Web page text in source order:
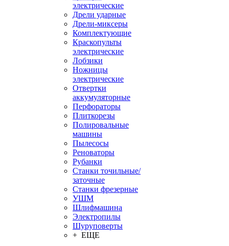
электрические
Дрели ударные
Дрели-миксеры
Комплектующие
Краскопульты
электрические
Лобзики
Ножницы
электрические
Отвертки
аккумуляторные
Перфораторы
Плиткорезы
Полировальные
машины
Пылесосы
Реноваторы
Рубанки
Станки точильные/
заточные
Станки фрезерные
УШМ
Шлифмашина
Электропилы
Шуруповерты
+ ЕЩЕ